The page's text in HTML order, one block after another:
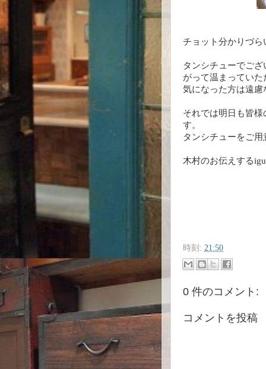
チョット分かりづ
タンシチューでご
がって温まってい
気になった方は遠
それでは明日も皆
す。
タンシチューをご用
木村のお伝えする
時刻: 21:50
0 件のコメント:
コメントを投稿